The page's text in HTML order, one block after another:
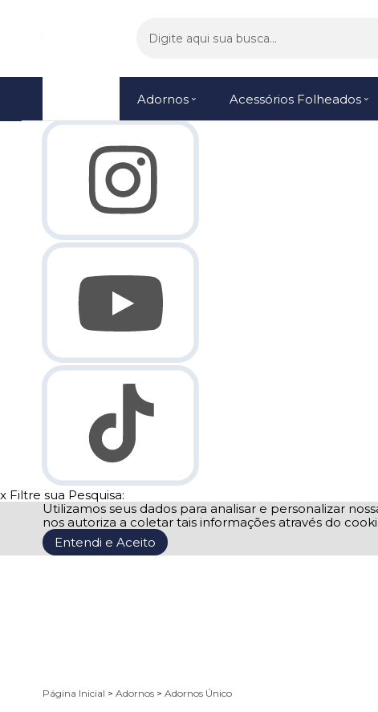
Fale Conosco
x Filtre sua Pesquisa:
Utilizamos seus dados para analisar e personalizar
nos autoriza a coletar tais informações através do
Entendi e Aceito
Adornos Acessórios Folheados
Página Inicial > Adornos > Adornos Único